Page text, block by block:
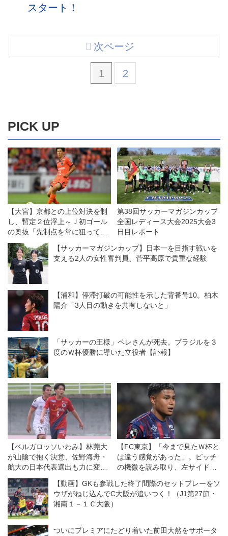
スタート！
1 2
次ページ
PICK UP
【大宮】京都との上位対決を制
し、暫定２位浮上～Ｊ初ゴール
の奥抜「先制点を常に狙ってい
た」
第38回サッカーマガジンカップ
全国レディース大会2025大会3
日目レポート
【サッカーマガジンカップ】日本一を目指す戦いを
支える2人の女性審判員、菅平高原で貴重な経験
【浦和】停滞打破の可能性を示した背番号10。柏木
陽介「3人目の動きを共有しないと」
「サッカーの王様」ペレさんが死去。ブラジルを３
度のＷ杯優勝に導いた立役者【訃報】
【ベルガロッソいわみ】林莞大
が山陰で抱く決意、佐野海舟・
航大の日本代表選出も力に変え
て「JFLに昇格させたい」
【FC東京】「今まで見たＷ杯と
は違う感覚があった」。ピッチ
の機微を読み取り、左サイドで
史扶、その復活がチームをさら
に前進させる！
【動画】GKも参戦した終了間際のセットプレーをソ
ウザがねじ込んでC大阪が追いつく！（J1第27節・
湘南１－１Ｃ大阪）
ついにプレミアにたどり着いた前田大然をサポータ